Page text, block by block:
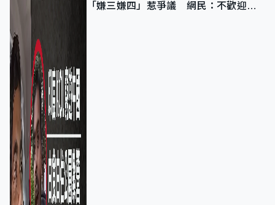
「嫌三嫌四」惹爭議 網民：不歡迎劣